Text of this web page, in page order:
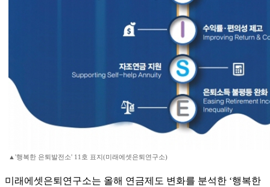
▲'행복한 은퇴발전소' 11호 표지(미래에셋은퇴연구소)
미래에셋은퇴연구소는 올해 연금제도 변화를 분석한 ‘행복한